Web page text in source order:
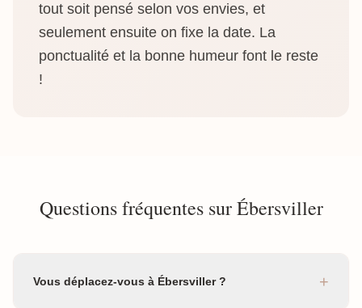
tout soit pensé selon vos envies, et
seulement ensuite on fixe la date. La
ponctualité et la bonne humeur font le reste
!
Questions fréquentes sur Ébersviller
Vous déplacez-vous à Ébersviller ? +